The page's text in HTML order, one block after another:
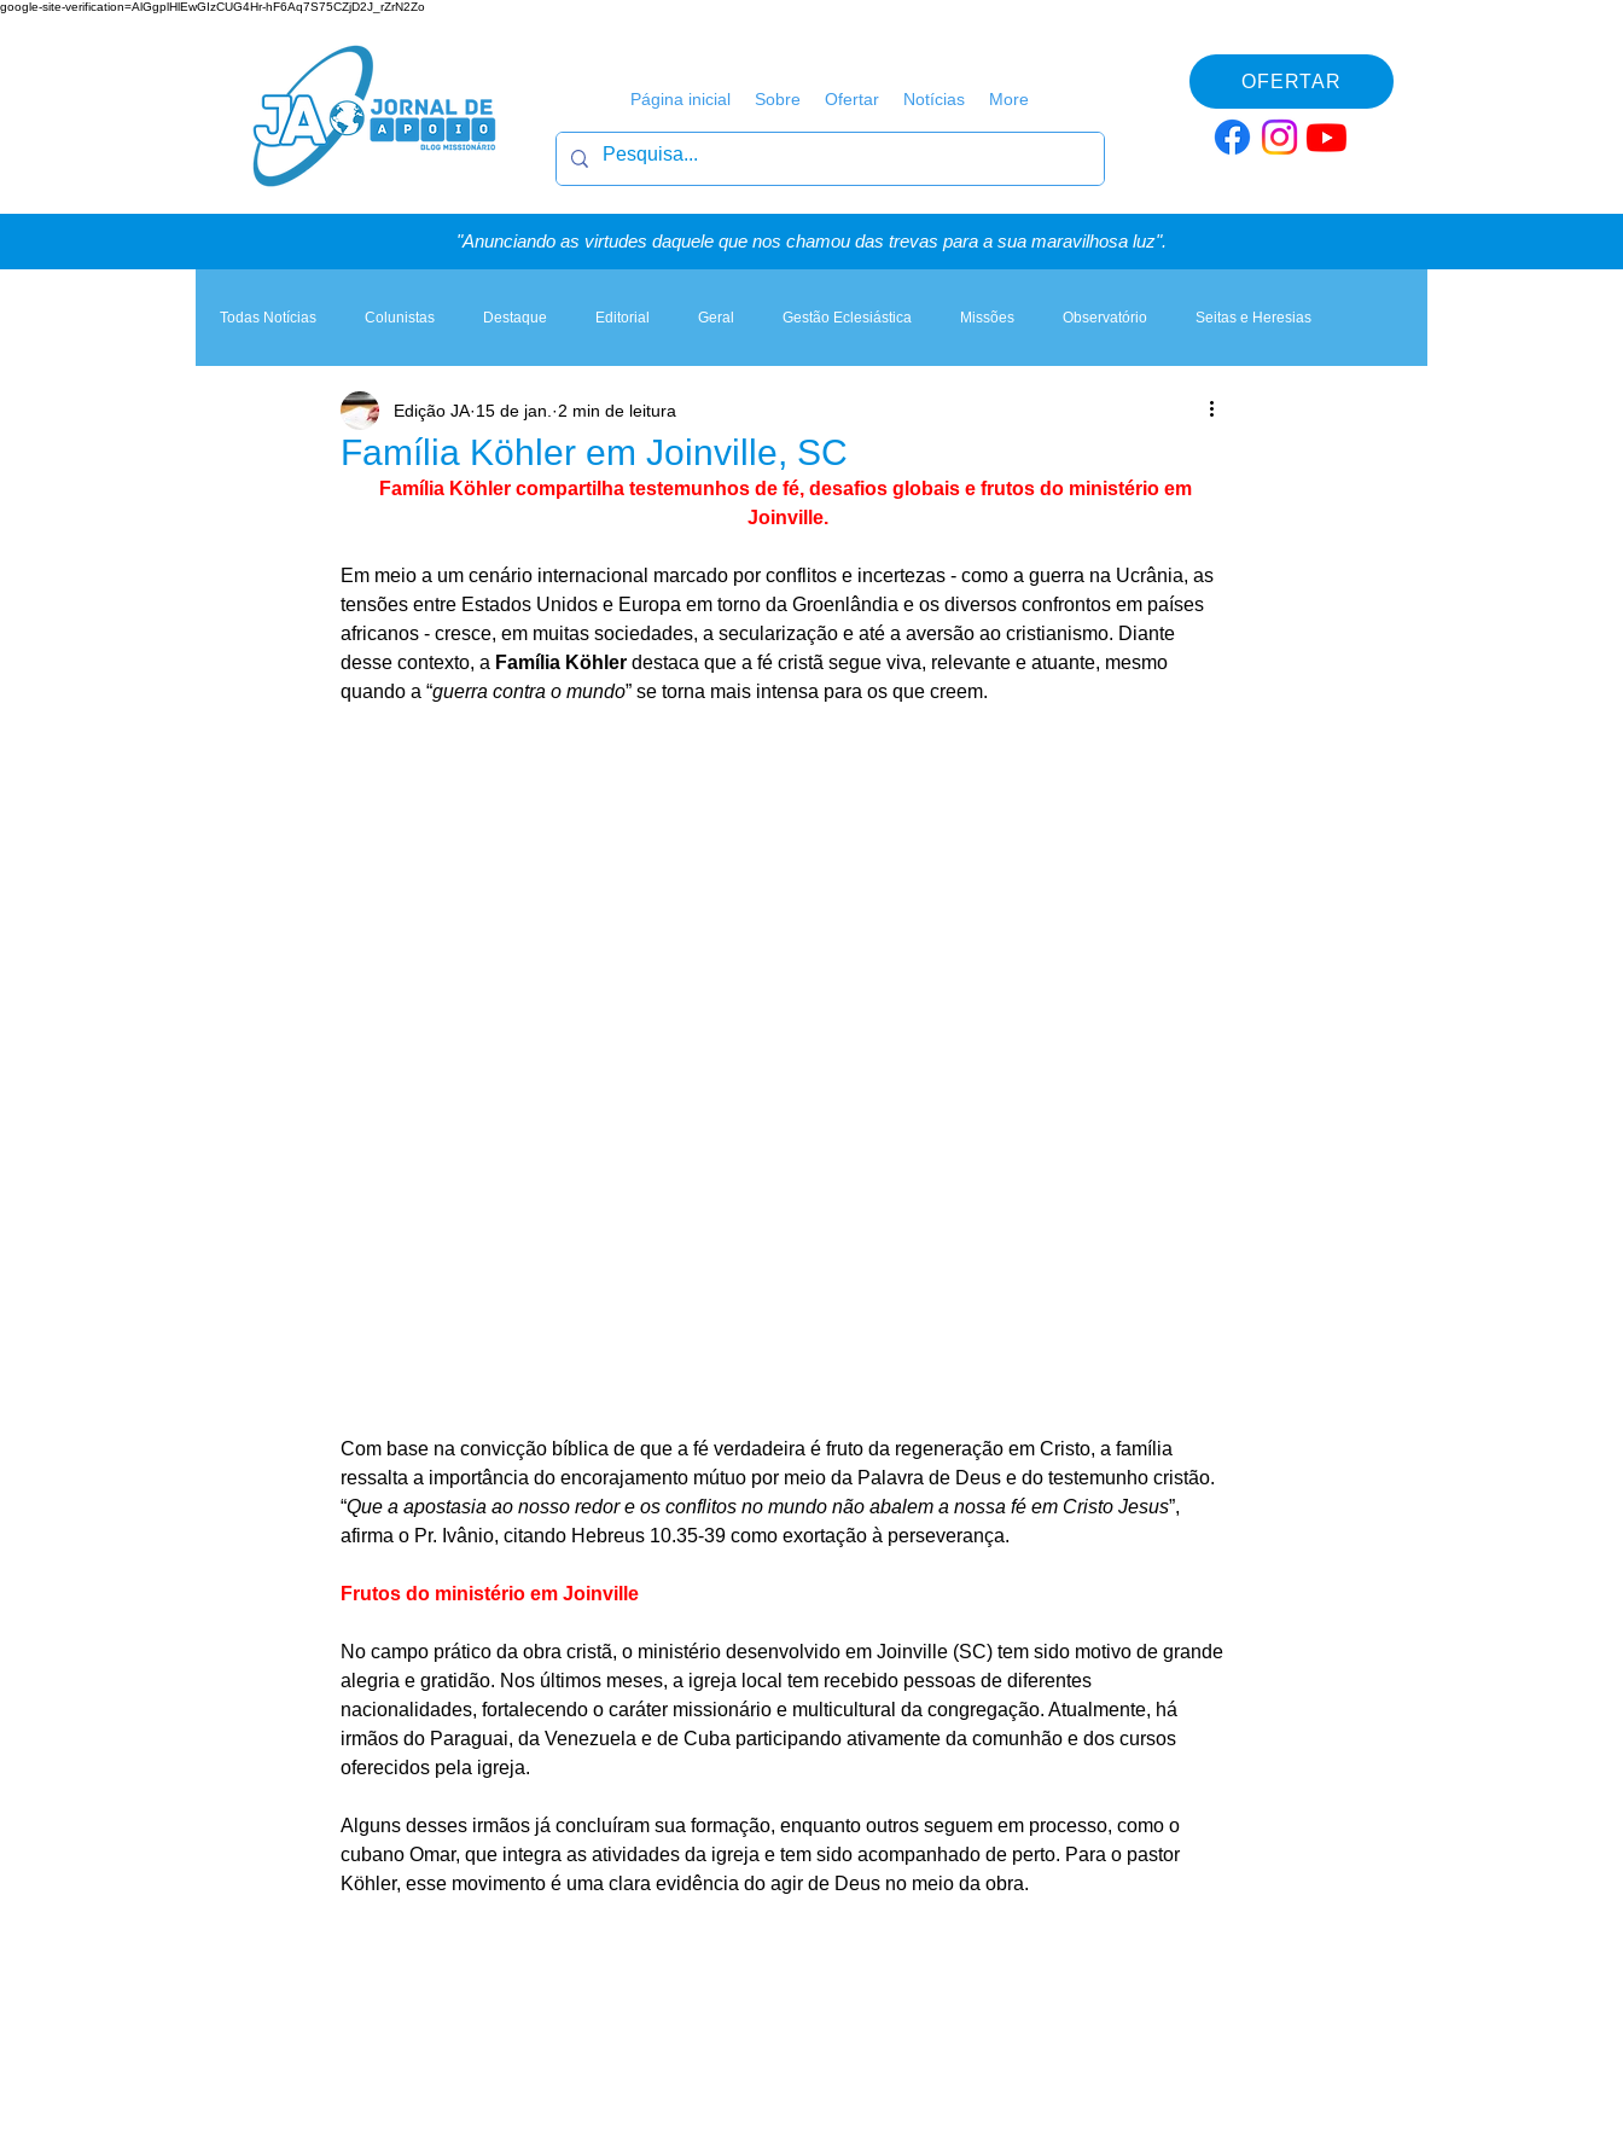
google-site-verification=AlGgplHlEwGIzCUG4Hr-hF6Aq7S75CZjD2J_rZrN2Zo
Página inicial Sobre Ofertar Notícias More
OFERTAR
"Anunciando as virtudes daquele que nos chamou das trevas para a sua maravilhosa luz".
Todas Notícias Colunistas Destaque Editorial Geral Gestão Eclesiástica Missões Observatório Seitas e Heresias
Teologia & Prática A Igreja e a Lei Artigos, Sermões & Esboços
Família Köhler em Joinville, SC
Edição JA 15 de jan. 2 min de leitura
Família Köhler compartilha testemunhos de fé, desafios globais e frutos do ministério em
Joinville.
Em meio a um cenário internacional marcado por conflitos e incertezas - como a guerra na Ucrânia, as
tensões entre Estados Unidos e Europa em torno da Groenlândia e os diversos confrontos em países
africanos - cresce, em muitas sociedades, a secularização e até a aversão ao cristianismo. Diante
desse contexto, a Família Köhler destaca que a fé cristã segue viva, relevante e atuante, mesmo
quando a “guerra contra o mundo” se torna mais intensa para os que creem.
Com base na convicção bíblica de que a fé verdadeira é fruto da regeneração em Cristo, a família
ressalta a importância do encorajamento mútuo por meio da Palavra de Deus e do testemunho cristão.
“Que a apostasia ao nosso redor e os conflitos no mundo não abalem a nossa fé em Cristo Jesus”,
afirma o Pr. Ivânio, citando Hebreus 10.35-39 como exortação à perseverança.
Frutos do ministério em Joinville
No campo prático da obra cristã, o ministério desenvolvido em Joinville (SC) tem sido motivo de grande
alegria e gratidão. Nos últimos meses, a igreja local tem recebido pessoas de diferentes
nacionalidades, fortalecendo o caráter missionário e multicultural da congregação. Atualmente, há
irmãos do Paraguai, da Venezuela e de Cuba participando ativamente da comunhão e dos cursos
oferecidos pela igreja.
Alguns desses irmãos já concluíram sua formação, enquanto outros seguem em processo, como o
cubano Omar, que integra as atividades da igreja e tem sido acompanhado de perto. Para o pastor
Köhler, esse movimento é uma clara evidência do agir de Deus no meio da obra.